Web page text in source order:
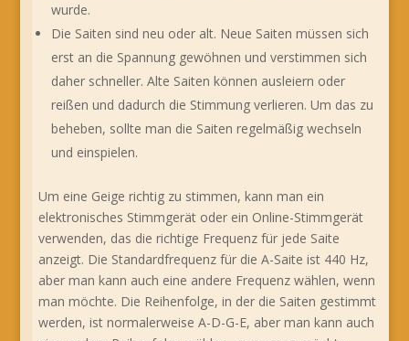
wurde.
Die Saiten sind neu oder alt. Neue Saiten müssen sich
erst an die Spannung gewöhnen und verstimmen sich
daher schneller. Alte Saiten können ausleiern oder
reißen und dadurch die Stimmung verlieren. Um das zu
beheben, sollte man die Saiten regelmäßig wechseln
und einspielen.
Um eine Geige richtig zu stimmen, kann man ein
elektronisches Stimmgerät oder ein Online-Stimmgerät
verwenden, das die richtige Frequenz für jede Saite
anzeigt. Die Standardfrequenz für die A-Saite ist 440 Hz,
aber man kann auch eine andere Frequenz wählen, wenn
man möchte. Die Reihenfolge, in der die Saiten gestimmt
werden, ist normalerweise A-D-G-E, aber man kann auch